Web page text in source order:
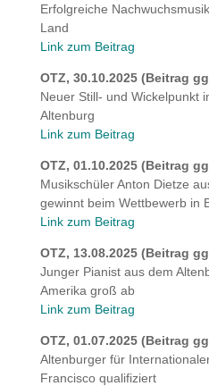
Erfolgreiche
Land
Link zum Beitrag
OTZ, 30.10.2025 (Beitrag
Neuer Still- und Wickelpunkt
Altenburg
Link zum Beitrag
OTZ, 01.10.2025 (Beitrag
Musikschüler Anton Dietze
gewinnt beim Wettbewerb in
Link zum Beitrag
OTZ, 13.08.2025 (Beitrag
Junger Pianist aus dem
Amerika groß ab
Link zum Beitrag
OTZ, 01.07.2025 (Beitrag
Altenburger für
Francisco qualifiziert